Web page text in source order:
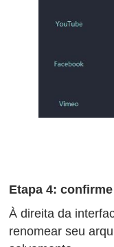
Etapa 4:
À direita da
renomear seu